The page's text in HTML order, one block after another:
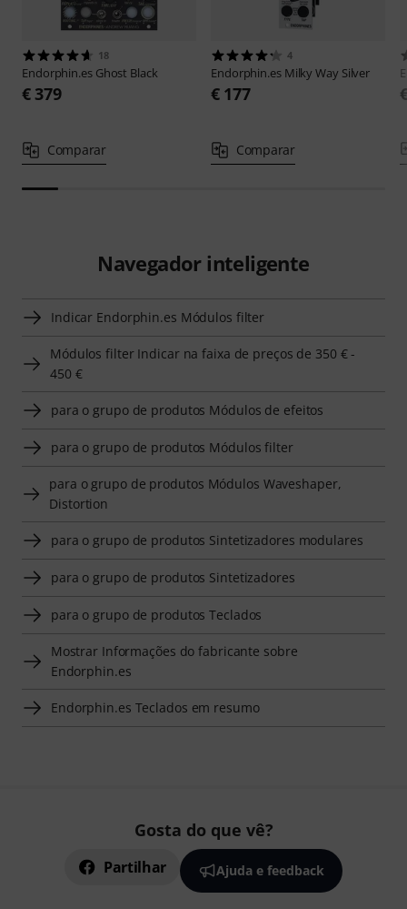
18
Endorphin.es Ghost Black
€ 379
Comparar
4
Endorphin.es Milky Way Silver
€ 177
Comparar
Navegador inteligente
Indicar Endorphin.es Módulos filter
Módulos filter Indicar na faixa de preços de 350 € -
450 €
para o grupo de produtos Módulos de efeitos
para o grupo de produtos Módulos filter
para o grupo de produtos Módulos Waveshaper,
Distortion
para o grupo de produtos Sintetizadores modulares
para o grupo de produtos Sintetizadores
para o grupo de produtos Teclados
Mostrar Informações do fabricante sobre
Endorphin.es
Endorphin.es Teclados em resumo
Gosta do que vê?
Partilhar Ajuda e feedback